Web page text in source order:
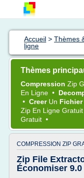
Accueil > Thèmes
ligne
Thèmes
Compression Zip
En Ligne •
• Creer Un Fichier
Zip En Ligne Gratuit
Gratuit •
COMPRESSION ZIP
Zip File
Économiser 9.0